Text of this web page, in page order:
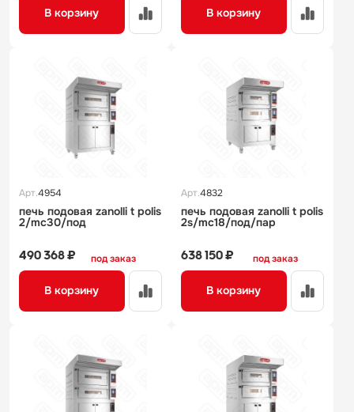
В корзину В корзину
Арт.4954
печь подовая zanolli t polis
2/mc30/под
под заказ
490 368 ₽
В корзину
Арт.4832
печь подовая zanolli t polis
2s/mc18/под/пар
под заказ
638 150 ₽
В корзину